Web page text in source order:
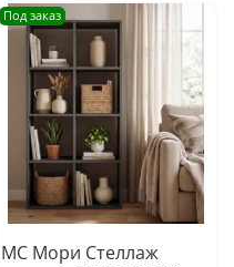
Под заказ
МС Мори Стеллаж